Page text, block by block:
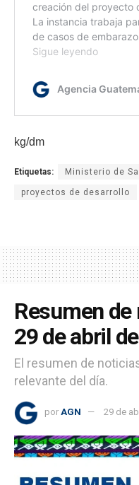
kg/dm
Etiquetas: Ministerio de
proyectos de desarrollo
Resumen
29 de abril
El resumen de
relevante del día.
por AGN 29 de